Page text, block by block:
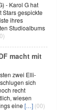
- Karol G hat
Stars gespickte
ihres
Studioalbums
macht mit
zwei Elli-
sich
recht
wiesen
eine […] (00)